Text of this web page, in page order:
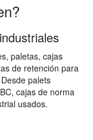
paletas, cajas
de retención para
palets
cajas de norma
usados.